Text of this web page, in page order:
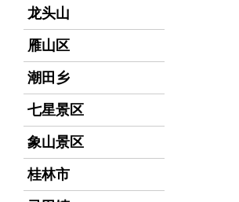
龙头山
雁山区
潮田乡
七星景区
象山景区
桂林市